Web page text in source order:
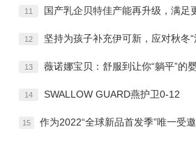
11 国产乳企贝特佳产能再升级，满足
12 坚持为孩子补充伊可新，应对秋冬“
13 薇诺娜宝贝：舒服到让你“躺平”的
14 SWALLOW GUARD燕护卫0-12
15 作为2022“全球新品首发季”唯一受